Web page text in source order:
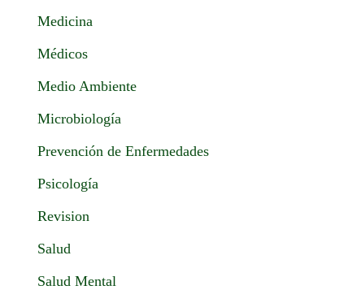
Medicina
Médicos
Medio Ambiente
Microbiología
Prevención de Enfermedades
Psicología
Revision
Salud
Salud Mental